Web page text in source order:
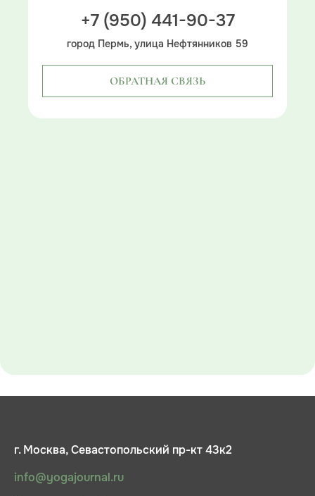
+7 (950) 441-90-37
город Пермь, улица Нефтянников 59
ОБРАТНАЯ СВЯЗЬ
г. Москва, Севастопольский пр-кт 43к2
info@yogajournal.ru